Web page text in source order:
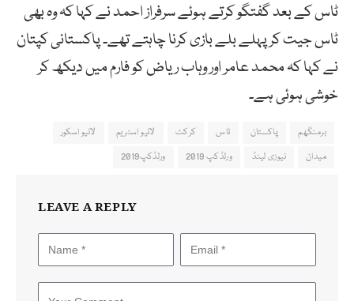
ٹاس کے بعد گفتگو کرتے ہوئے سرفراز احمد نے کہا کہ وہ بھی
ٹاس جیت کر پہلے بلے بازی کرنا چاہتے تھے۔ پاکستانی کپتان
نے کہا کہ محمد عامر اور وہاب ریاض کو فارم میں دیکھ کر
خوشی ہوئی ہے۔
برمنگھم پاکستان ٹاس کرکٹ لائیو اسٹریم
لائیو اسکور
میدان
نیوزی لینڈ ورلڈکپ 2019 ورلڈکپ2019
LEAVE A REPLY